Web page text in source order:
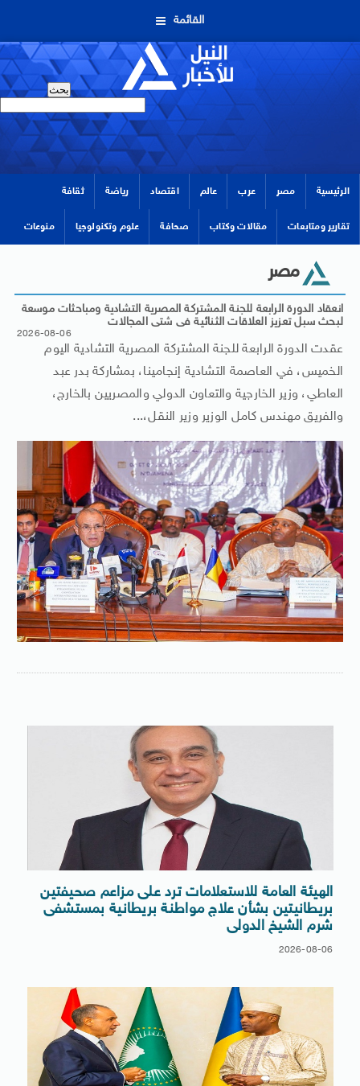
القائمة
الرئيسية مصر عرب عالم اقتصاد رياضة ثقافة
تقارير ومتابعات مقالات وكتاب صحافة علوم وتكنولوجيا منوعات
مصر
انعقاد الدورة الرابعة للجنة المشتركة المصرية التشادية ومباحثات موسعة
لبحث سبل تعزيز العلاقات الثنائية فى شتى المجالات
2026-08-06
عقدت الدورة الرابعة للجنة المشتركة المصرية التشادية اليوم
الخميس، في العاصمة التشادية إنجامينا، بمشاركة بدر عبد
العاطي، وزير الخارجية والتعاون الدولي والمصريين بالخارج،
والفريق مهندس كامل الوزير وزير النقل،...
الهيئة العامة للاستعلامات ترد على مزاعم صحيفتين
بريطانيتين بشأن علاج مواطنة بريطانية بمستشفى
شرم الشيخ الدولى
2026-08-06